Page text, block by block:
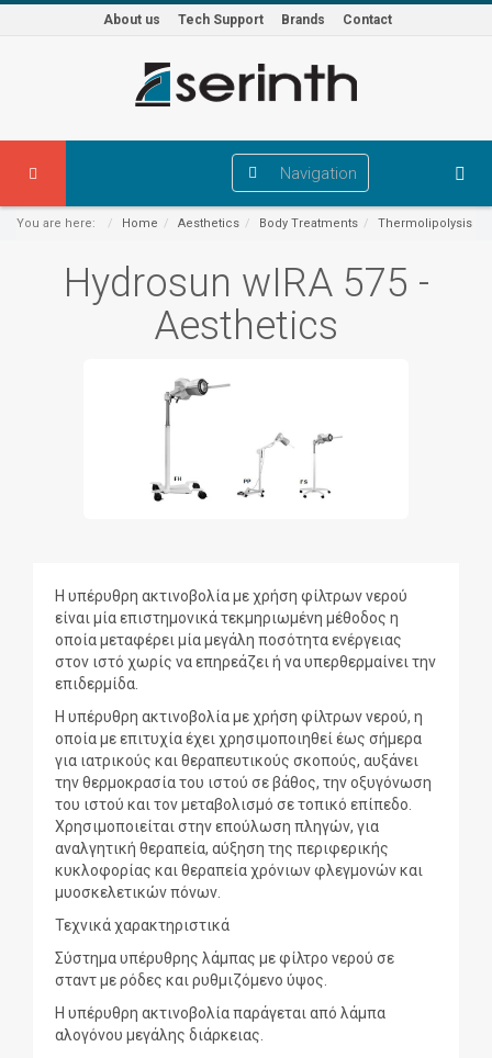
About us Tech Support Brands Contact
Navigation
You are here: Home Aesthetics Body Treatments Thermolipolysis
Hydrosun wIRA 575 -
Aesthetics
Η υπέρυθρη ακτινοβολία με χρήση φίλτρων νερού
είναι μία επιστημονικά τεκμηριωμένη μέθοδος η
οποία μεταφέρει μία μεγάλη ποσότητα ενέργειας
στον ιστό χωρίς να επηρεάζει ή να υπερθερμαίνει την
επιδερμίδα.
Η υπέρυθρη ακτινοβολία με χρήση φίλτρων νερού, η
οποία με επιτυχία έχει χρησιμοποιηθεί έως σήμερα
για ιατρικούς και θεραπευτικούς σκοπούς, αυξάνει
την θερμοκρασία του ιστού σε βάθος, την οξυγόνωση
του ιστού και τον μεταβολισμό σε τοπικό επίπεδο.
Χρησιμοποιείται στην επούλωση πληγών, για
αναλγητική θεραπεία, αύξηση της περιφερικής
κυκλοφορίας και θεραπεία χρόνιων φλεγμονών και
μυοσκελετικών πόνων.
Τεχνικά χαρακτηριστικά
Σύστημα υπέρυθρης λάμπας με φίλτρο νερού σε
σταντ με ρόδες και ρυθμιζόμενο ύψος.
Η υπέρυθρη ακτινοβολία παράγεται από λάμπα
αλογόνου μεγάλης διάρκειας.